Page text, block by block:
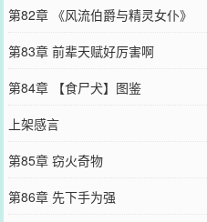
第82章 《风流伯爵与精灵女仆》
第83章 前辈天赋好厉害啊
第84章 【食尸犬】图鉴
上架感言
第85章 窃火奇物
第86章 先下手为强